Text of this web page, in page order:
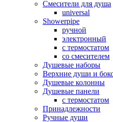
Смесители для душа
universal
Showerpipe
ручной
электронный
с термостатом
со смесителем
Душевые наборы
Верхние души и
Душевые колонны
Душевые панели
с термостатом
Принадлежности
Ручные души